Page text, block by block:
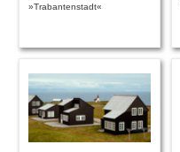
»Trabantenstadt«